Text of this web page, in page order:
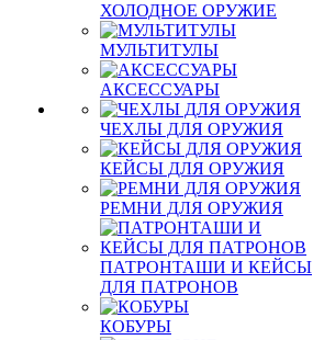
ХОЛОДНОЕ ОРУЖИЕ
МУЛЬТИТУЛЫ
АКСЕССУАРЫ
ЧЕХЛЫ ДЛЯ ОРУЖИЯ
КЕЙСЫ ДЛЯ ОРУЖИЯ
РЕМНИ ДЛЯ ОРУЖИЯ
ПАТРОНТАШИ И КЕЙСЫ
ДЛЯ ПАТРОНОВ
КОБУРЫ